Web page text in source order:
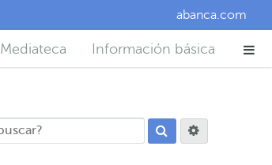
abanca.com
Mediateca Información básica